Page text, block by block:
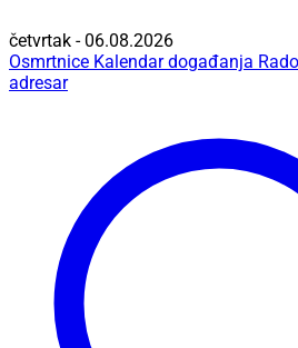
četvrtak - 06.08.2026
Osmrtnice Kalendar događanja
adresar